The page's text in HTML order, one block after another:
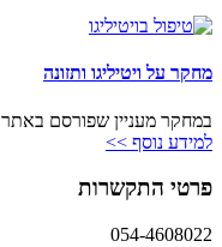
מחקר על ויטיליגו ותזונה
במחקר מעניין שפורסם באתר PubMed נחקר הקשר בין תזונה ומחלת...
למידע נוסף >>
פרטי התקשרות
054-4608022